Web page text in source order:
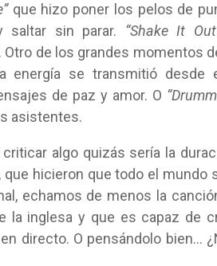
que hizo poner los pelos de
saltar sin parar. “Shake It
Otro de los grandes momentos
energía se transmitió desde
de paz y amor. O
asistentes.
algo quizás sería la
que hicieron que todo el
echamos de menos la
la inglesa y que es capaz de
directo. O pensándolo bien…